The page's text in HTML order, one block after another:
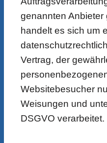
genannten
handelt es sich um
Vertrag, der
Websitebesucher
Weisungen und
DSGVO verarbeitet.